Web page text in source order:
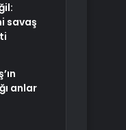
savaş
anlar